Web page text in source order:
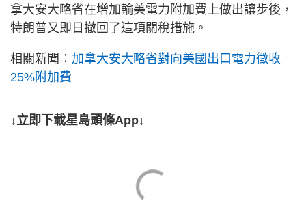
拿大安大略省在增加輸美電力附加費上做出讓步後，
特朗普又即日撤回了這項關稅措施。
相關新聞： 加拿大安大略省對向美國出口電力徵收
25%附加費
↓立即下載星島頭條App↓